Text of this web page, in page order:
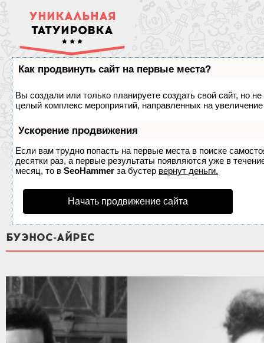
УНИКАЛЬНАЯ
ТАТУИРОВКА
Как продвинуть сайт на первые места?
Вы создали или только планируете создать свой сайт, но
целый комплекс мероприятий, направленных на
Ускорение продвижения
Если вам трудно попасть на первые места в поиске
десятки раз, а первые результаты появляются уже в
месяц, то в SeoHammer за бустер вернут деньги.
Начать продвижение сайта
БУЭНОС-АЙРЕС